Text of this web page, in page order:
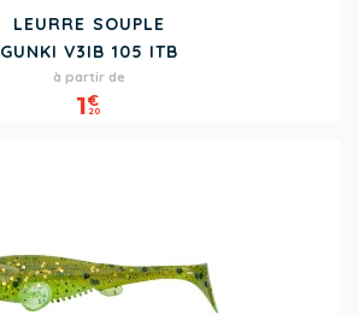
LEURRE SOUPLE
GUNKI V3IB 105 ITB
Prix
à partir de
1€
20